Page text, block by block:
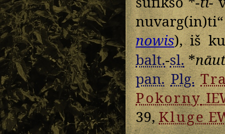
nowis), iš
balt.-sl.*
pan. Plg.
Pokorny
39,Kluge